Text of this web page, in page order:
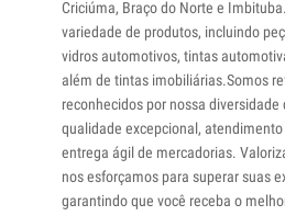
Criciúma, Braço do Norte e
variedade de produtos, incluindo
vidros automotivos, tintas
além de tintas imobiliárias.Somos
reconhecidos por nossa diversidade
qualidade excepcional,
entrega ágil de mercadorias.
nos esforçamos para superar suas
garantindo que você receba o